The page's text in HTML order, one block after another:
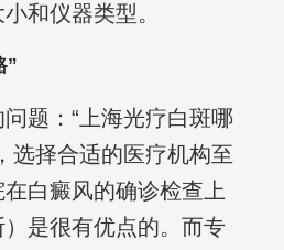
和仪器类型。
”
题：“上海光疗白斑哪
选择合适的医疗机构至
白癜风的确诊检查上
）是很有优点的。而专